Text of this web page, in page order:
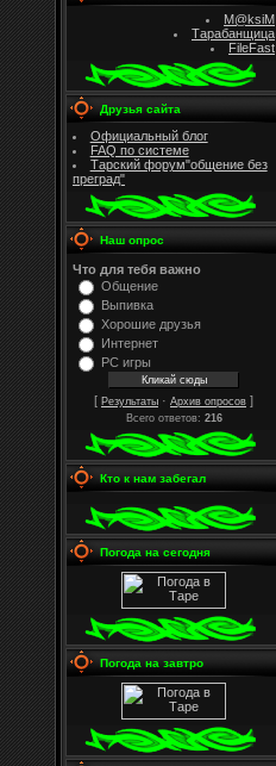
M@ksiM
Тарабанщица
FileFast
Друзья сайта
Официальный блог
FAQ по системе
Тарский форум"общение без
преград"
Наш опрос
Что для тебя важно
Общение
Выпивка
Хорошие друзья
Интернет
PC игры
[ Результаты · Архив опросов ]
Всего ответов: 216
Кто к нам забегал
Погода на сегодня
Погода на завтро